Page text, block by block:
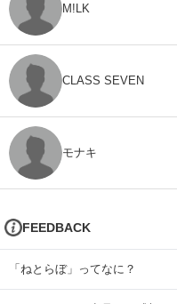
M!LK
CLASS SEVEN
モナキ
FEEDBACK
「ねとらぼ」ってなに？